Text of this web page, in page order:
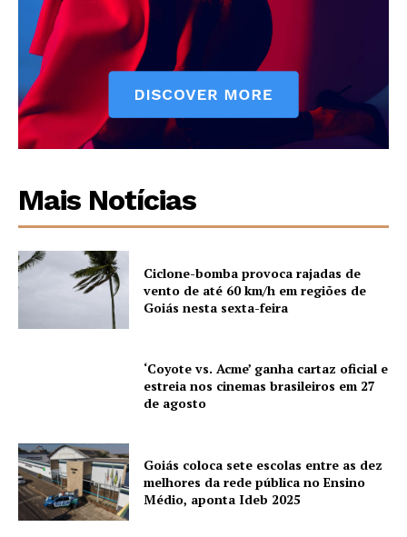
Mais Notícias
Ciclone-bomba provoca rajadas de
vento de até 60 km/h em regiões de
Goiás nesta sexta-feira
‘Coyote vs. Acme’ ganha cartaz oficial e
estreia nos cinemas brasileiros em 27
de agosto
Goiás coloca sete escolas entre as dez
melhores da rede pública no Ensino
Médio, aponta Ideb 2025